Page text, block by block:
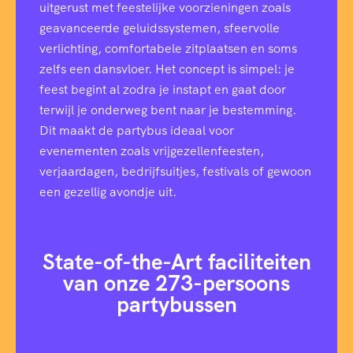
uitgerust met feestelijke voorzieningen zoals
geavanceerde geluidssystemen, sfeervolle
verlichting, comfortabele zitplaatsen en soms
zelfs een dansvloer. Het concept is simpel: je
feest begint al zodra je instapt en gaat door
terwijl je onderweg bent naar je bestemming.
Dit maakt de partybus ideaal voor
evenementen zoals vrijgezellenfeesten,
verjaardagen, bedrijfsuitjes, festivals of gewoon
een gezellig avondje uit.
State-of-the-Art faciliteiten
van onze 273-persoons
partybussen